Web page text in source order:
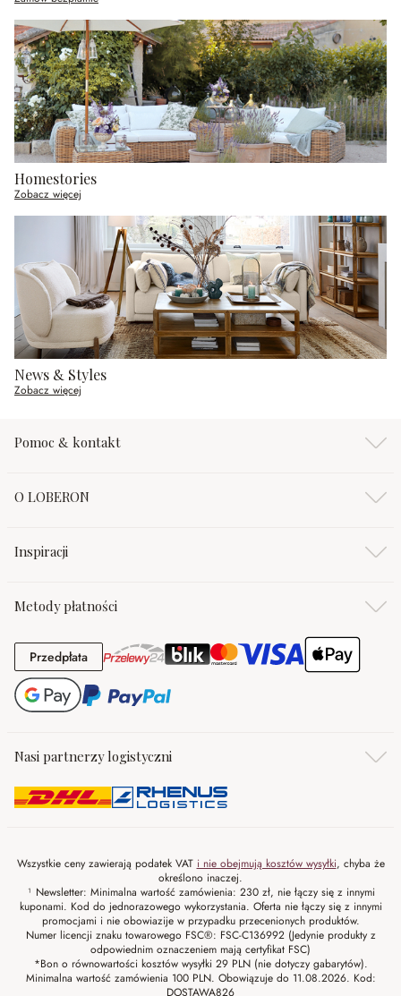
Homestories
Zobacz więcej
News & Styles
Zobacz więcej
Pomoc & kontakt
O LOBERON
Inspiracji
Metody płatności
PrzedpłataPrzedpłata
Nasi partnerzy logistyczni
Wszystkie ceny zawierają podatek VAT i nie obejmują kosztów wysyłki, chyba że
określono inaczej.
¹ Newsletter: Minimalna wartość zamówienia: 230 zł, nie łączy się z innymi
kuponami. Kod do jednorazowego wykorzystania. Oferta nie łączy się z innymi
promocjami i nie obowiazije w przypadku przecenionych produktów.
Numer licencji znaku towarowego FSC®: FSC-C136992 (Jedynie produkty z
odpowiednim oznaczeniem mają certyfikat FSC)
*Bon o równowartości kosztów wysyłki 29 PLN (nie dotyczy gabarytów).
Minimalna wartość zamówienia 100 PLN. Obowiązuje do 11.08.2026. Kod: